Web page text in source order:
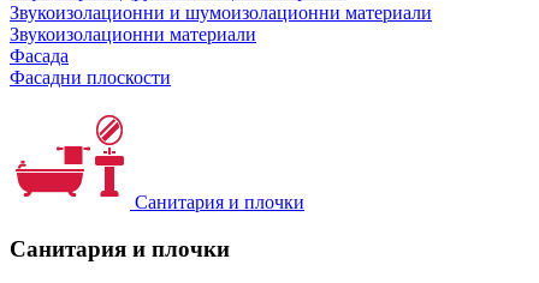
Звукоизолационни и шумоизолационни материали
Звукоизолационни материали
Фасада
Фасадни плоскости
Санитария и плочки
Санитария и плочки